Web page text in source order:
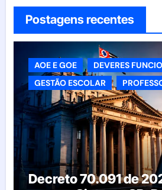
Postagens recentes
AOE E GOE
DEVERES
GESTÃO ESCOLAR
Decreto 70.091 de